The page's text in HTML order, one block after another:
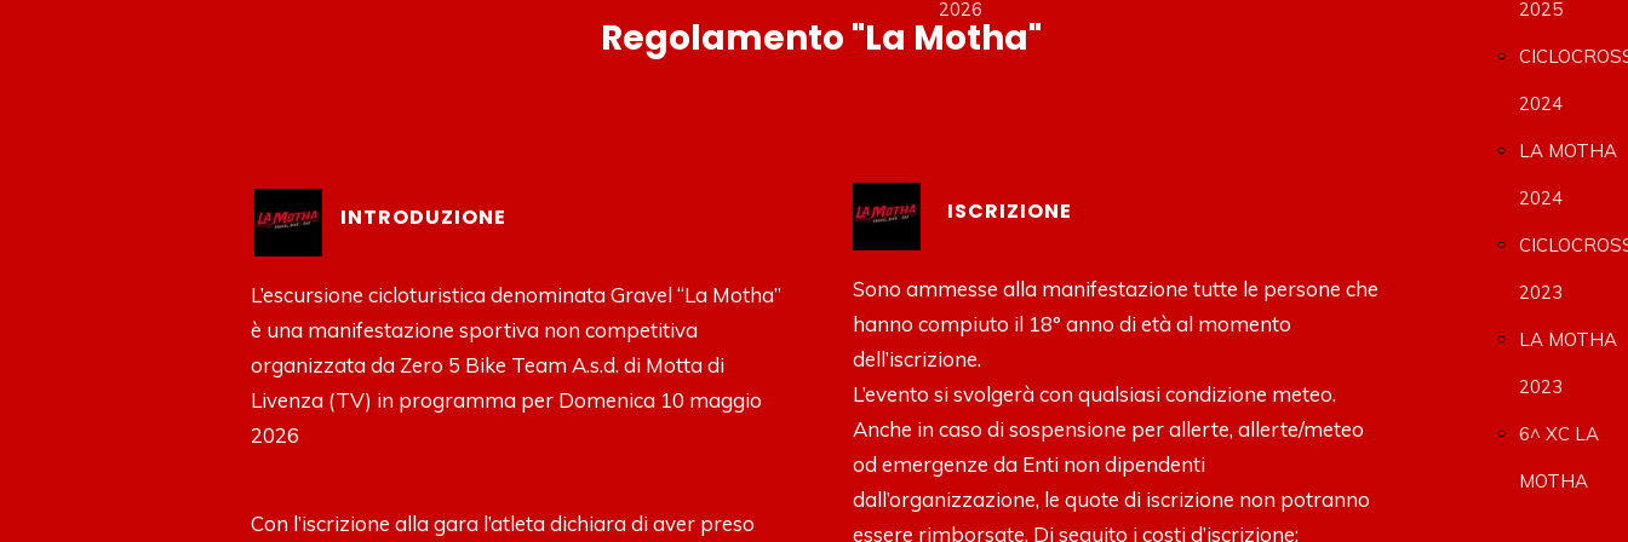
2026 2025
2024
LA MOTHA
2024
2023
LA MOTHA
2023
6^ XC LA
MOTHA
Regolamento "La Motha"
ISCRIZIONE
INTRODUZIONE
Sono ammesse alla manifestazione tutte le persone che
hanno compiuto il 18° anno di età al momento
dell’iscrizione.
L’evento si svolgerà con qualsiasi condizione meteo.
Anche in caso di sospensione per allerte, allerte/meteo
od emergenze da Enti non dipendenti
dall’organizzazione, le quote di iscrizione non potranno
essere rimborsate. Di seguito i costi d’iscrizione:
L’escursione cicloturistica denominata Gravel “La Motha”
è una manifestazione sportiva non competitiva
organizzata da Zero 5 Bike Team A.s.d. di Motta di
Livenza (TV) in programma per Domenica 10 maggio
2026
Con l’iscrizione alla gara l’atleta dichiara di aver preso